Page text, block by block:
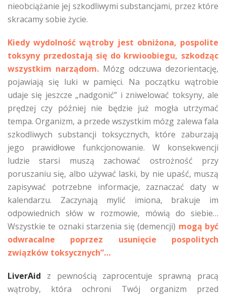
nieobciążanie jej szkodliwymi substancjami, przez które
skracamy sobie życie.
Kiedy wydolność wątroby jest obniżona, pospolite
toksyny przedostają się do krwioobiegu, szkodząc
wszystkim narządom. Mózg odczuwa dezorientację,
pojawiają się luki w pamięci. Na początku wątrobie
udaje się jeszcze „nadgonić” i zniwelować toksyny, ale
prędzej czy później nie będzie już mogła utrzymać
tempa. Organizm, a przede wszystkim mózg zalewa fala
szkodliwych substancji toksycznych, które zaburzają
jego prawidłowe funkcjonowanie. W konsekwencji
ludzie starsi muszą zachować ostrożność przy
poruszaniu się, albo używać laski, by nie upaść, muszą
zapisywać potrzebne informacje, zaznaczać daty w
kalendarzu. Zaczynają mylić imiona, brakuje im
odpowiednich słów w rozmowie, mówią do siebie…
Wszystkie te oznaki starzenia się (demencji) mogą być
odwracalne poprzez usunięcie pospolitych
związków toksycznych”…
LiverAid
z pewnością zaprocentuje sprawną pracą
wątroby, która ochroni Twój organizm przed